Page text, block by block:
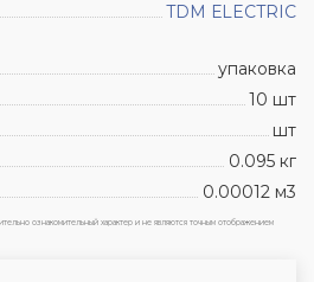
TDM ЕLECTRIC
упаковка
10 шт
шт
0.095 кг
0.00012 м3
ознакомительный характер и не являются точным отображением